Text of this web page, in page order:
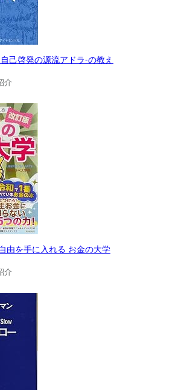
己啓発の源流アドラ-の教え
介
由を手に入れる お金の大学
介